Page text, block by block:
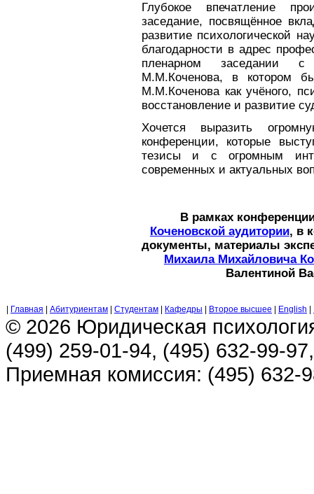
Глубокое впечатление
заседание, посвящённое
развитие психологической
благодарности в адрес
пленарном заседании
М.М.Коченова, в котором
М.М.Коченова как учёного,
восстановление и развитие
Хочется выразить
конференции, которые
тезисы и с огромным
современных и актуальных
В рамках
Коченовской аудитории, в
документы, материалы
Михаила Михайловича
Валентиной
Главная Абитуриентам Студентам Кафедры Второе высшее English
© 2026 Юридическая
(499) 259-01-94, (495) 632-99-
Приемная комиссия: (495) 632-